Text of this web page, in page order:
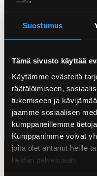
Suostumus
Tämä sivusto käyttää
Käytämme evästeitä
räätälöimiseen,
tukemiseen ja
jaamme sosiaalisen
kumppaneillemme
Kumppanimme voivat
joita olet antanut heille
heidän palvelujaan.
Prepon Oy